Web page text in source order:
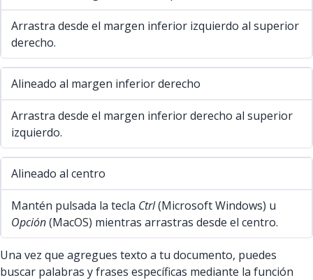
Arrastra desde el margen inferior izquierdo al superior
derecho.
Alineado al margen inferior derecho
Arrastra desde el margen inferior derecho al superior
izquierdo.
Alineado al centro
Mantén pulsada la tecla Ctrl(Microsoft Windows) u
Opción(MacOS) mientras arrastras desde el centro.
Una vez que agregues texto a tu documento, puedes
buscar palabras y frases específicas mediante la función